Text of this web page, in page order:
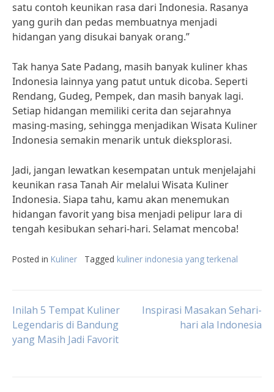
satu contoh keunikan rasa dari Indonesia. Rasanya
yang gurih dan pedas membuatnya menjadi
hidangan yang disukai banyak orang.”
Tak hanya Sate Padang, masih banyak kuliner khas
Indonesia lainnya yang patut untuk dicoba. Seperti
Rendang, Gudeg, Pempek, dan masih banyak lagi.
Setiap hidangan memiliki cerita dan sejarahnya
masing-masing, sehingga menjadikan Wisata Kuliner
Indonesia semakin menarik untuk dieksplorasi.
Jadi, jangan lewatkan kesempatan untuk menjelajahi
keunikan rasa Tanah Air melalui Wisata Kuliner
Indonesia. Siapa tahu, kamu akan menemukan
hidangan favorit yang bisa menjadi pelipur lara di
tengah kesibukan sehari-hari. Selamat mencoba!
Posted in Kuliner Tagged kuliner indonesia yang terkenal
Post
navigation
Inilah 5 Tempat Kuliner
Legendaris di Bandung
yang Masih Jadi Favorit
Inspirasi Masakan Sehari-
hari ala Indonesia